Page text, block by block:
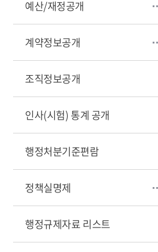
예산/재정공개
계약정보공개
조직정보공개
인사(시험) 통계 공개
행정처분기준편람
정책실명제
행정규제자료 리스트